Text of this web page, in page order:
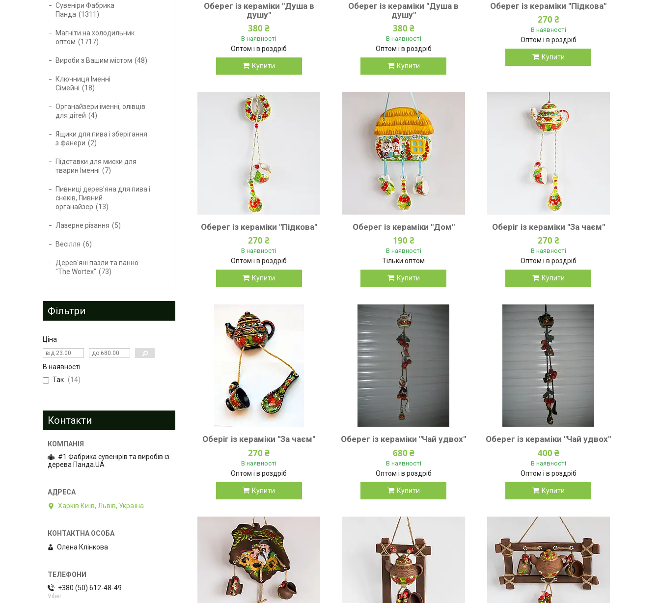
Оберег із кераміки "Душа в
душу"
380 ₴
В наявності
Оптом і в роздріб
Купити
Оберег із кераміки "Душа в
душу"
380 ₴
В наявності
Оптом і в роздріб
Купити
Оберег із кераміки "Підкова"
270 ₴
В наявності
Оптом і в роздріб
Купити
Оберег із кераміки "Підкова"
270 ₴
В наявності
Оптом і в роздріб
Купити
Оберег із кераміки "Дом"
190 ₴
В наявності
Тільки оптом
Купити
Оберіг із кераміки "За чаєм"
270 ₴
В наявності
Оптом і в роздріб
Купити
Оберіг із кераміки "За чаєм"
270 ₴
В наявності
Оптом і в роздріб
Купити
Оберег із кераміки "Чай удвох"
680 ₴
В наявності
Оптом і в роздріб
Купити
Оберег із кераміки "Чай удвох"
400 ₴
В наявності
Оптом і в роздріб
Купити
Сувеніри Фабрика
Панда
1311
Магніти на холодильник
оптом
1717
Вироби з Вашим містом 48
Ключниця Іменні
Сімейні
18
Органайзери іменні, олівців
для дітей
4
Ящики для пива і зберігання
з фанери
2
Підставки для миски для
тварин Іменні
7
Пивниці дерев'яна для пива і
снеків, Пивний
органайзер
13
Лазерне різання 5
Весілля 6
Дерев'яні пазли та панно
"The Wortex"
73
Фільтри
Ціна
В наявності
Так
14
Контакти
#1 Фабрика сувенірів та виробів із
дерева Панда.UA
Харkiв Київ, Львів, Україна
Олена Клiнкова
+380 (50) 612-48-49
Viber